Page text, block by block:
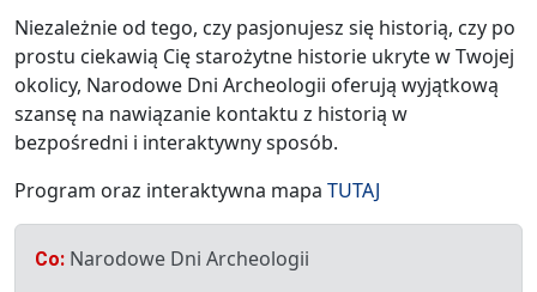
Niezależnie od tego, czy pasjonujesz się historią, czy po
prostu ciekawią Cię starożytne historie ukryte w Twojej
okolicy, Narodowe Dni Archeologii oferują wyjątkową
szansę na nawiązanie kontaktu z historią w
bezpośredni i interaktywny sposób.
Program oraz interaktywna mapa TUTAJ
Co: Narodowe Dni Archeologii